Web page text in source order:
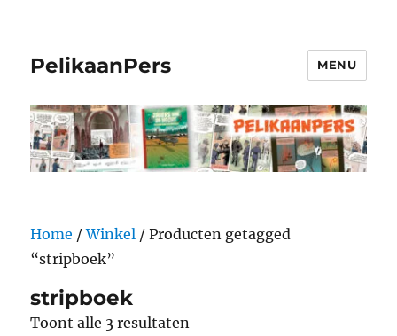
PelikaanPers MENU
Home /Winkel / Producten getagged
“stripboek”
stripboek
Toont alle 3 resultaten